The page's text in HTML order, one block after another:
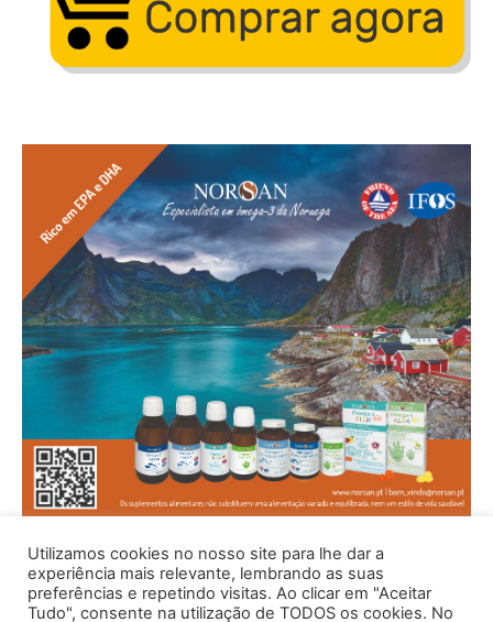
Utilizamos cookies no nosso site para lhe dar a
experiência mais relevante, lembrando as suas
preferências e repetindo visitas. Ao clicar em "Aceitar
Tudo", consente na utilização de TODOS os cookies. No